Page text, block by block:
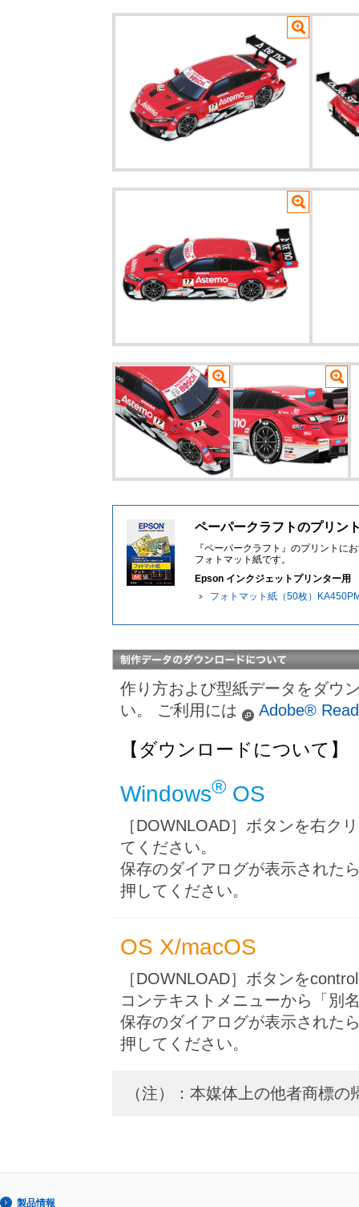
ペーパークラフトのプリン
『ペーパークラフト』のプリントに
フォトマット紙です。
Epson インクジェットプリンター用
フォトマット紙（50枚）
作り方および型紙データをダウ
い。 ご利用には
Adobe®
【ダウンロードについて】
Windows® OS
［DOWNLOAD］ボタンを右ク
てください。
保存のダイアログが表示された
押してください。
OS X/macOS
［DOWNLOAD］ボタンを
コンテキストメニューから「別
保存のダイアログが表示された
押してください。
（注）：本媒体上の他者商標の
製品情報